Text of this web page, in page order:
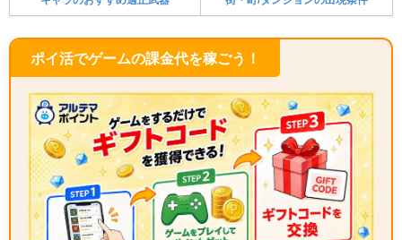
ポイ活でゲームの課金代を稼ごう！